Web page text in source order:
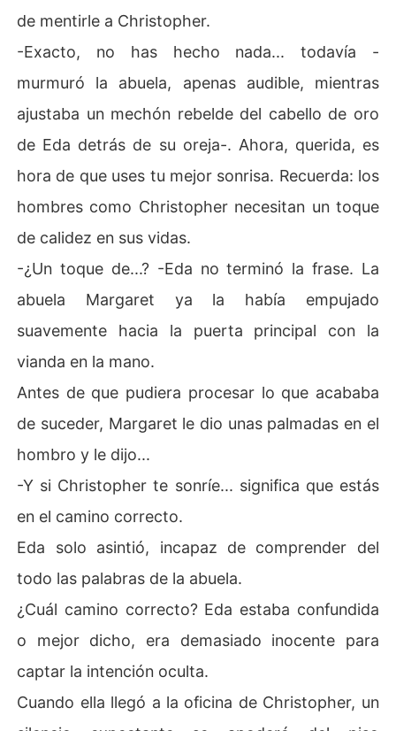
de mentirle a Christopher.
-Exacto, no has hecho nada... todavía -
murmuró la abuela, apenas audible, mientras
ajustaba un mechón rebelde del cabello de oro
de Eda detrás de su oreja-. Ahora, querida, es
hora de que uses tu mejor sonrisa. Recuerda: los
hombres como Christopher necesitan un toque
de calidez en sus vidas.
-¿Un toque de...? -Eda no terminó la frase. La
abuela Margaret ya la había empujado
suavemente hacia la puerta principal con la
vianda en la mano.
Antes de que pudiera procesar lo que acababa
de suceder, Margaret le dio unas palmadas en el
hombro y le dijo...
-Y si Christopher te sonríe... significa que estás
en el camino correcto.
Eda solo asintió, incapaz de comprender del
todo las palabras de la abuela.
¿Cuál camino correcto? Eda estaba confundida
o mejor dicho, era demasiado inocente para
captar la intención oculta.
Cuando ella llegó a la oficina de Christopher, un